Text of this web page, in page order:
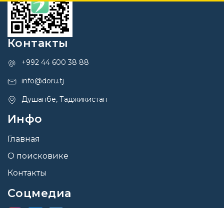
Контакты
+992 44 600 38 88
info@doru.tj
Душанбе, Таджикистан
Инфо
Главная
О поисковике
Контакты
Соцмедиа